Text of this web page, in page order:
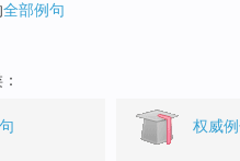
全部例句
权威